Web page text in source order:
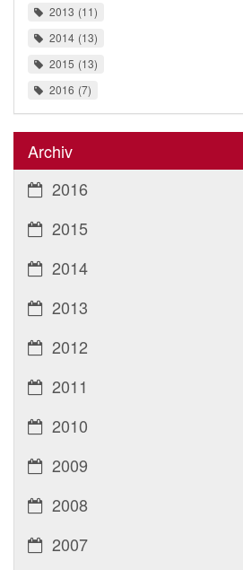
2013 11
2014 13
2015 13
2016 7
Archiv
2016
2015
2014
2013
2012
2011
2010
2009
2008
2007